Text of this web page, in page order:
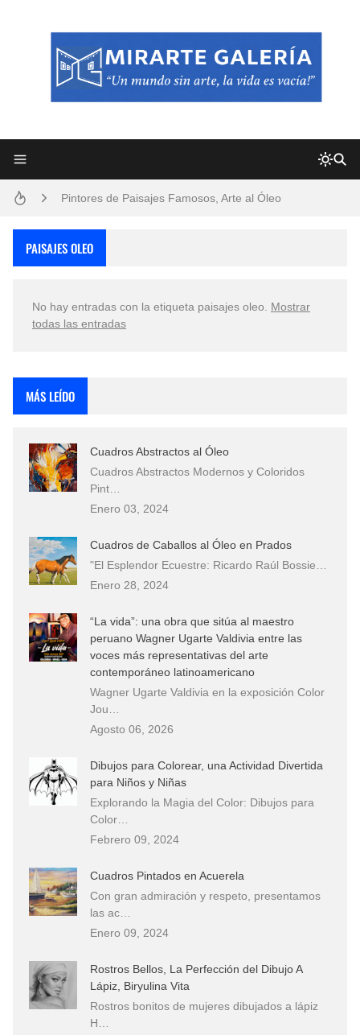
Pintores de Paisajes Famosos, Arte al Óleo
Que significan los cuadros de negras africanas?
El mundo del arte en pintura surrealista
PAISAJES OLEO
No hay entradas con la etiqueta paisajes oleo
Mostrar
todas las entradas
MÁS LEÍDO
Cuadros Abstractos al Óleo
Cuadros Abstractos Modernos y Coloridos
Pint…
Enero 03, 2024
Cuadros de Caballos al Óleo en Prados
"El Esplendor Ecuestre: Ricardo Raúl Bossie…
Enero 28, 2024
“La vida”: una obra que sitúa al maestro
peruano Wagner Ugarte Valdivia entre las
voces más representativas del arte
contemporáneo latinoamericano
Wagner Ugarte Valdivia en la exposición Color
Jou…
Agosto 06, 2026
Dibujos para Colorear, una Actividad Divertida
para Niños y Niñas
Explorando la Magia del Color: Dibujos para
Color…
Febrero 09, 2024
Cuadros Pintados en Acuerela
Con gran admiración y respeto, presentamos
las ac…
Enero 09, 2024
Rostros Bellos, La Perfección del Dibujo A
Lápiz, Biryulina Vita
Rostros bonitos de mujeres dibujados a lápiz
H…